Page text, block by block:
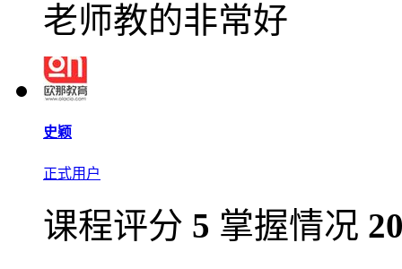
老师教的非常好
史颖
正式用户
课程评分 5 掌握情况